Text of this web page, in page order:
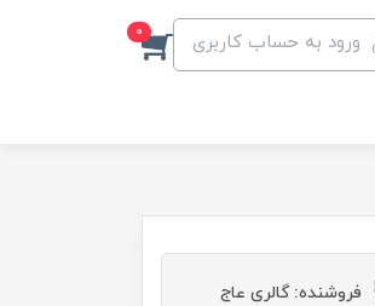
ورود به حساب کاربری 0
فروشنده: گالری عاج